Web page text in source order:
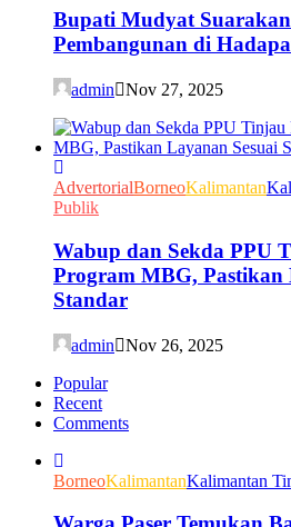
Bupati Mudyat
Pembangunan di
admin Nov 27, 2025
AdvertorialBorneoKalimantan
Publik
Wabup dan Sekda PPU
Program MBG, Pastikan
Standar
admin
Nov 26, 2025
Popular
Recent
Comments
BorneoKalimantanKalimantan